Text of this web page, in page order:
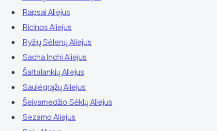
Rapsai Aliejus
Ricinos Aliejus
Ryžių Sėlenų Aliejus
Sacha Inchi Aliejus
Šaltalankių Aliejus
Saulėgrąžų Aliejus
Šeivamedžio Sėklų Aliejus
Sezamo Aliejus